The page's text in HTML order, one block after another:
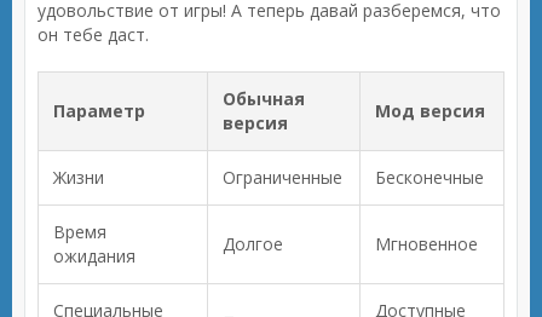
удовольствие от игры! А теперь давай разберемся, что
он тебе даст.
Параметр
Обычная
версия
Мод версия
Жизни Ограниченные Бесконечные
Время
ожидания
Долгое Мгновенное
Специальные
Доступные